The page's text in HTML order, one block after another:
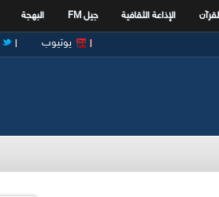
الإذاعة الثقافية جيل FM البهجة
يوتيوب